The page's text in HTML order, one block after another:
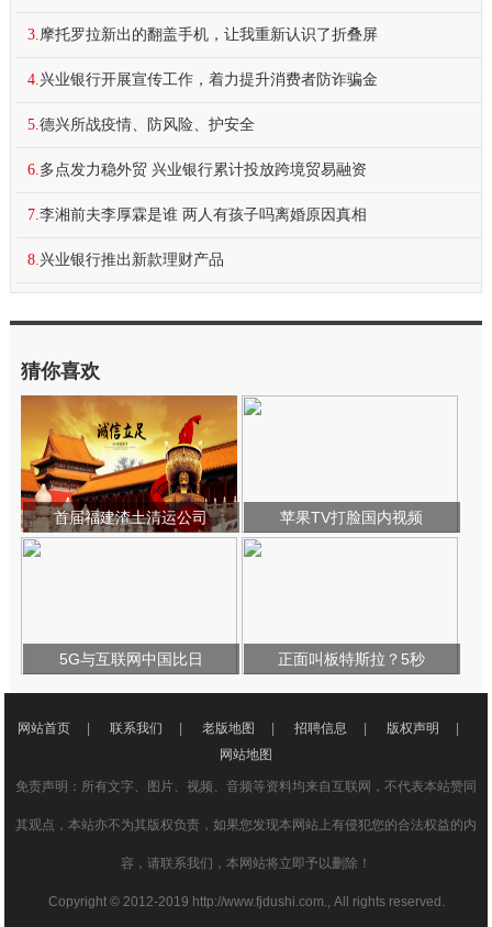
3.摩托罗拉新出的翻盖手机，让我重新认识了折叠屏
4.兴业银行开展宣传工作，着力提升消费者防诈骗金
5.德兴所战疫情、防风险、护安全
6.多点发力稳外贸 兴业银行累计投放跨境贸易融资
7.李湘前夫李厚霖是谁 两人有孩子吗离婚原因真相
8.兴业银行推出新款理财产品
猜你喜欢
首届福建渣土清运公司 苹果TV打脸国内视频
5G与互联网中国比日 正面叫板特斯拉？5秒
网站首页 联系我们 老版地图 招聘信息 版权声明
网站地图
免责声明：所有文字、图片、视频、音频等资料均来自互联网，不代表本站赞同
其观点，本站亦不为其版权负责，如果您发现本网站上有侵犯您的合法权益的内
容，请联系我们，本网站将立即予以删除！
Copyright © 2012-2019 http://www.fjdushi.com., All rights reserved.